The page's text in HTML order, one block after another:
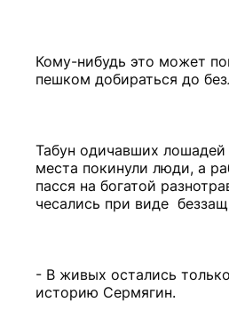
Кому-нибудь это может
пешком добираться до
Табун одичавших
места покинули люди, а
пасся на богатой
чесались при виде
- В живых остались
историю Сермягин.